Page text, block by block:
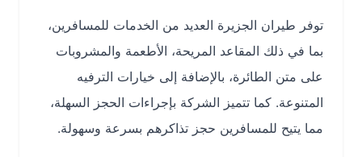
توفر طيران الجزيرة العديد من الخدمات للمسافرين،
بما في ذلك المقاعد المريحة، الأطعمة والمشروبات
على متن الطائرة، بالإضافة إلى خيارات الترفيه
المتنوعة. كما تتميز الشركة بإجراءات الحجز السهلة،
مما يتيح للمسافرين حجز تذاكرهم بسرعة وسهولة.